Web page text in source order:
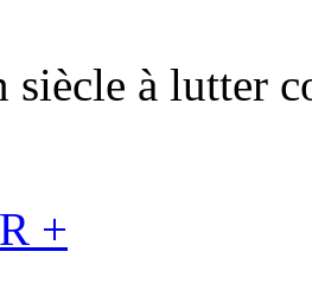
siècle à lutter
+